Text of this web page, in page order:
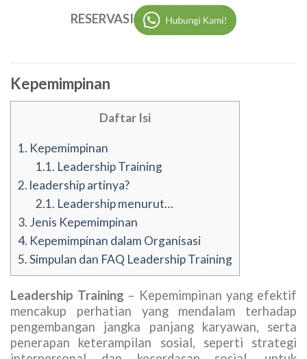
RESERVASI
Kepemimpinan
Daftar Isi
1. Kepemimpinan
1.1. Leadership Training
2. leadership artinya?
2.1. Leadership menurut…
3. Jenis Kepemimpinan
4. Kepemimpinan dalam Organisasi
5.Simpulan dan FAQ Leadership Training
Leadership Training – Kepemimpinan yang efektif
mencakup perhatian yang mendalam terhadap
pengembangan jangka panjang karyawan, serta
penerapan keterampilan sosial, seperti strategi